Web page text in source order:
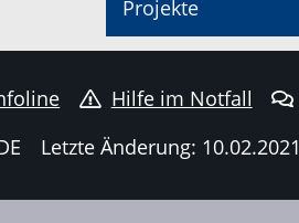
Projekte
Hilfe im Notfall
Letzte Änderung: 10.02.2021